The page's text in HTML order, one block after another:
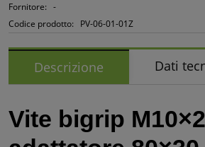
Fornitore: -
Codice prodotto:
PV-06-01-01Z
Descrizione Dati
Vite bigrip